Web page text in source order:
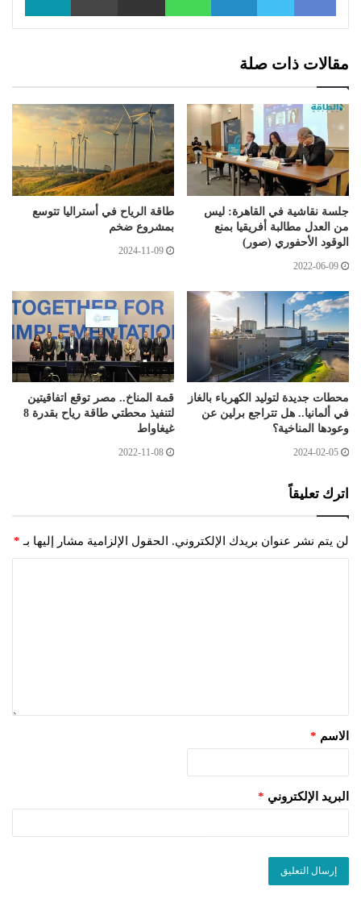
مقالات ذات صلة
جلسة نقاشية في القاهرة: ليس
من العدل مطالبة أفريقيا بمنع
الوقود الأحفوري (صور)
2022-06-09
طاقة الرياح في أستراليا تتوسع
بمشروع ضخم
2024-11-09
محطات جديدة لتوليد الكهرباء بالغاز
في ألمانيا.. هل تتراجع برلين عن
وعودها المناخية؟
2024-02-05
قمة المناخ.. مصر توقع اتفاقيتين
لتنفيذ محطتي طاقة رياح بقدرة 8
غيغاواط
2022-11-08
اترك تعليقاً
لن يتم نشر عنوان بريدك الإلكتروني. الحقول الإلزامية مشار إليها بـ *
الاسم *
البريد الإلكتروني *